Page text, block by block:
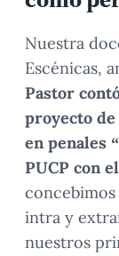
Nuestra
Escénicas,
Pastor
proyecto
en penales
PUCP con
intra y
nuestros